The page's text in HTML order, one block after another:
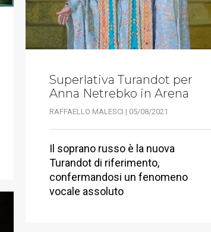
Superlativa Turandot per
Anna Netrebko in Arena
RAFFAELLO MALESCI | 05/08/2021
Il soprano russo è la nuova
Turandot di riferimento,
confermandosi un fenomeno
vocale assoluto